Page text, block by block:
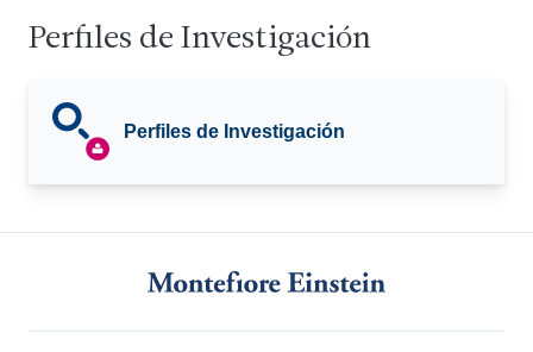
Perfiles de Investigación
Perfiles de Investigación